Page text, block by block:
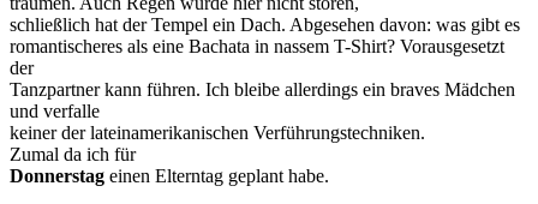
schließlich hat der Tempel ein Dach. Abgesehen davon: was gibt es
romantischeres als eine Bachata in nassem T-Shirt? Vorausgesetzt
der
Tanzpartner kann führen. Ich bleibe allerdings ein braves Mädchen
und verfalle
keiner der lateinamerikanischen Verführungstechniken.
Zumal da ich für
Donnerstag einen Elterntag geplant habe.